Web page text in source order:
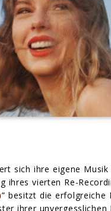
sich ihre eigene
ihres vierten Re-
” besitzt die erfolgreiche
ihrer unvergesslichen